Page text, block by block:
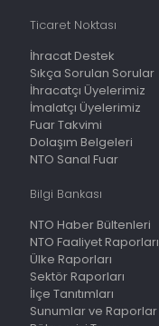
Ticaret Noktası
İhracat Destek
Sıkça Sorulan Sorular
İhracatçı Üyelerimiz
İmalatçı Üyelerimiz
Fuar Takvimi
Dolaşım Belgeleri
NTO Sanal Fuar
Bilgi Bankası
NTO Haber Bültenleri
NTO Faaliyet Raporları
Ülke Raporları
Sektör Raporları
İlçe Tanıtımları
Sunumlar ve Raporlar